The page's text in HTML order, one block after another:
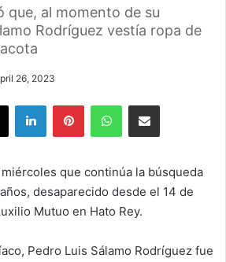
que, al momento de su
Rodríguez vestía ropa de
26, 2023
X LinkedInPinterestWhatsAppShare via Email
que continúa la búsqueda
desaparecido desde el 14 de
Mutuo en Hato Rey.
Pedro Luis Sálamo Rodríguez fue